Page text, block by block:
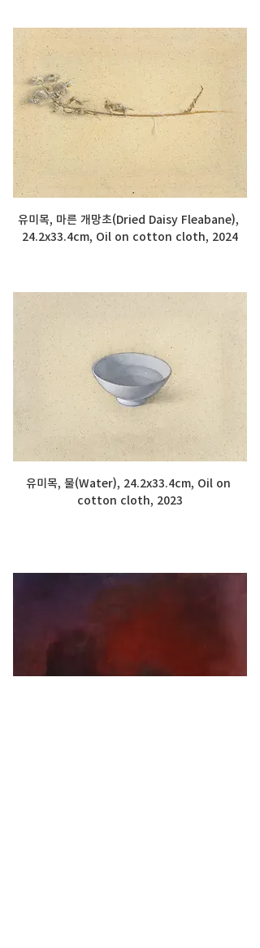
유미목, 마른 개망초(Dried Daisy Fleabane),
24.2x33.4cm, Oil on cotton cloth, 2024
유미목, 물(Water), 24.2x33.4cm, Oil on
cotton cloth, 2023